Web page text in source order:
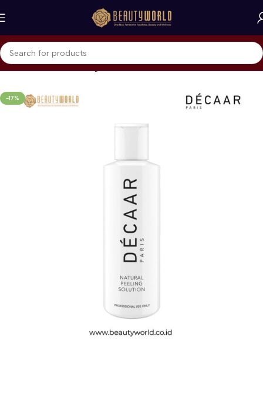
Beranda Decaar Peeling
-17%